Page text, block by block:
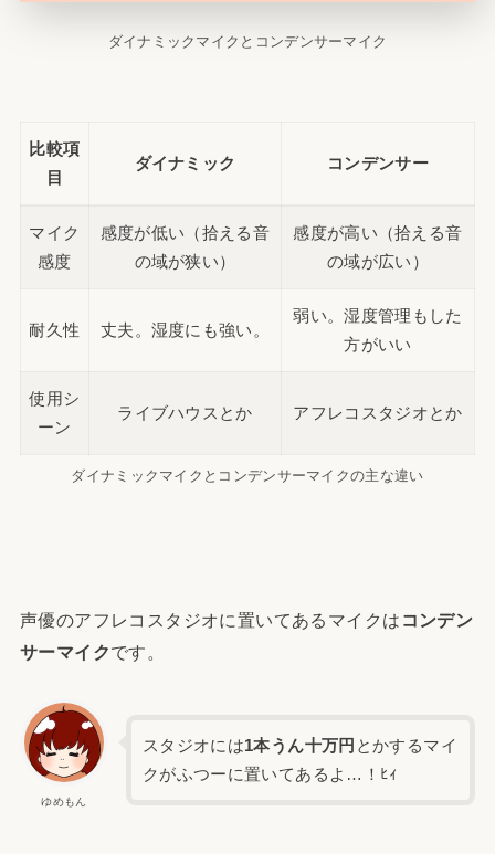
ダイナミックマイクとコンデンサーマイク
比較項
目
ダイナミック コンデンサー
マイク
感度
感度が低い（拾える音
の域が狭い）
感度が高い（拾える音
の域が広い）
耐久性 丈夫。湿度にも強い。
弱い。湿度管理もした
方がいい
使用シ
ーン
ライブハウスとか アフレコスタジオとか
ダイナミックマイクとコンデンサーマイクの主な違い
声優のアフレコスタジオに置いてあるマイクは コンデン
サーマイクです。
ゆめもん
スタジオには1本うん十万円 とかするマイ
クがふつーに置いてあるよ…！ﾋｨ